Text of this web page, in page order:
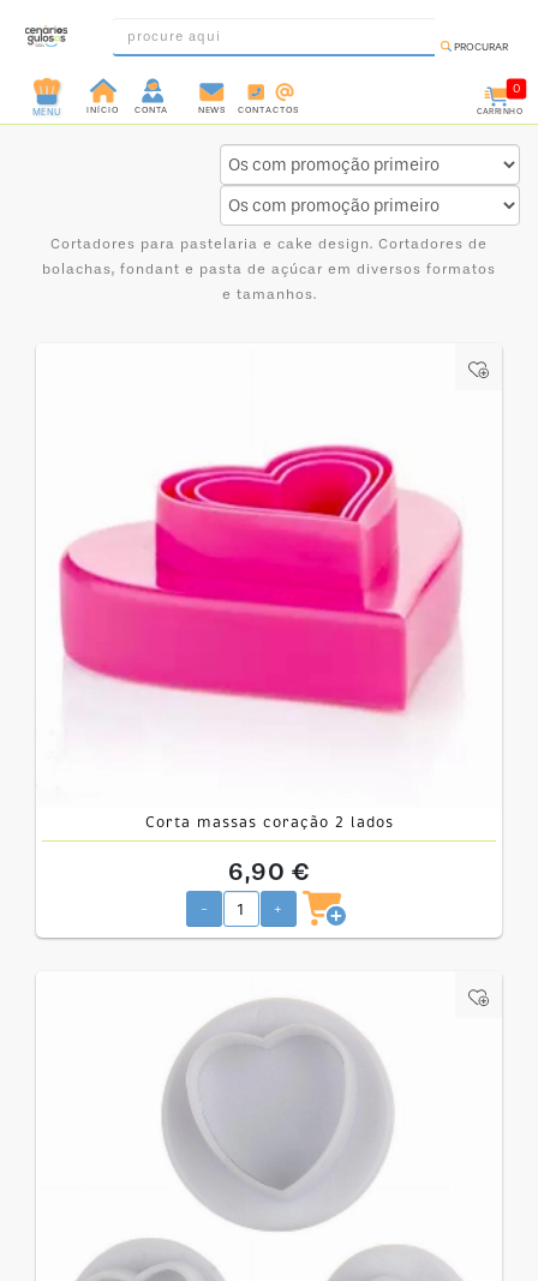
PROCURAR
MENU INÍCIO CONTA NEWS CONTACTOS
0
CARRINHO
Cortadores
Cortadores para pastelaria e cake design. Cortadores de
bolachas, fondant e pasta de açúcar em diversos formatos
e tamanhos.
Corta massas coração 2 lados
6,90 €
- +